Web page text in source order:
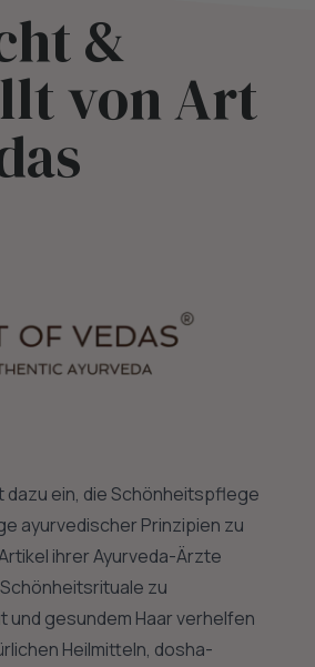
&
von Art
dazu ein, die Schönheitspflege
ayurvedischer Prinzipien zu
ihrer Ayurveda-Ärzte
zu
und gesundem Haar verhelfen
Heilmitteln, dosha-